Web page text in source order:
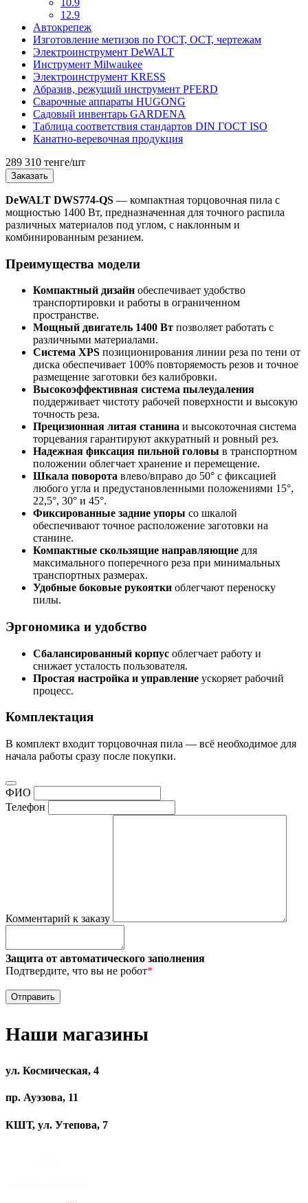
12.9
Автокрепеж
Изготовление метизов по ГОСТ, ОСТ, чертежам
Электроинструмент DeWALT
Инструмент Milwaukee
Электроинструмент KRESS
Абразив, режущий инструмент PFERD
Сварочные аппараты HUGONG
Садовый инвентарь GARDENA
Таблица соответствия стандартов DIN ГОСТ ISO
Канатно-веревочная продукция
289 310 тенге/шт
Заказать
DeWALT DWS774-QS — компактная торцовочная пила с
мощностью 1400 Вт, предназначенная для точного распила
различных материалов под углом, с наклонным и
комбинированным резанием.
Преимущества модели
Компактный дизайн обеспечивает удобство
транспортировки и работы в ограниченном
пространстве.
Мощный двигатель 1400 Вт позволяет работать с
различными материалами.
Система XPS позиционирования линии реза по тени от
диска обеспечивает 100% повторяемость резов и точное
размещение заготовки без калибровки.
Высокоэффективная система пылеудаления
поддерживает чистоту рабочей поверхности и высокую
точность реза.
Прецизионная литая станина и высокоточная система
торцевания гарантируют аккуратный и ровный рез.
Надежная фиксация пильной головы в транспортном
положении облегчает хранение и перемещение.
Шкала поворота влево/вправо до 50° с фиксацией
любого угла и предустановленными положениями 15°,
22,5°, 30° и 45°.
Фиксированные задние упоры со шкалой
обеспечивают точное расположение заготовки на
станине.
Компактные скользящие направляющие для
максимального поперечного реза при минимальных
транспортных размерах.
Удобные боковые рукоятки облегчают переноску
пилы.
Эргономика и удобство
Сбалансированный корпус облегчает работу и
снижает усталость пользователя.
Простая настройка и управление ускоряет рабочий
процесс.
Комплектация
В комплект входит торцовочная пила — всё необходимое для
начала работы сразу после покупки.
ФИО
Телефон
Комментарий к заказу
Защита от автоматического заполнения
Подтвердите, что вы не робот*
Наши магазины
ул. Космическая, 4
пр. Ауэзова, 11
КШТ, ул. Утепова, 7